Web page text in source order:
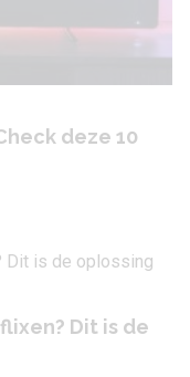
deze 10
Dit is de